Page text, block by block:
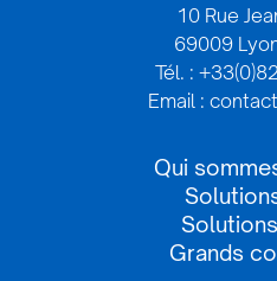
10 Rue
69009
Tél. :
Email :
Qui
Grands